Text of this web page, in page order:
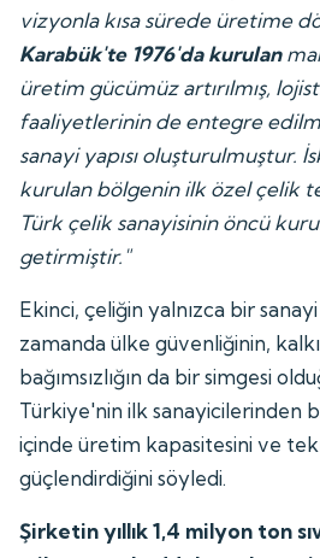
vizyonla kısa sürede üretime
Karabük'te 1976'da kurulan
üretim gücümüz artırılmış,
faaliyetlerinin de entegre
sanayi yapısı oluşturulmuştur.
kurulan bölgenin ilk özel çelik
Türk çelik sanayisinin öncü
getirmiştir."
Ekinci, çeliğin yalnızca bir
zamanda ülke güvenliğinin,
bağımsızlığın da bir simgesi
Türkiye'nin ilk sanayicilerinden
içinde üretim kapasitesini ve
güçlendirdiğini söyledi.
Şirketin yıllık 1,4 milyon ton